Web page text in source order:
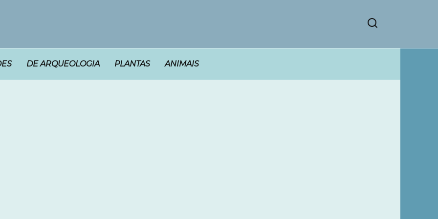
DE ARQUEOLOGIA PLANTAS ANIMAIS